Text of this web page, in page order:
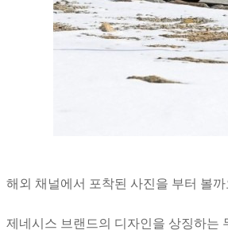
해외 채널에서 포착된 사진을 부터 볼
제네시스 브랜드의 디자인을 상징하는